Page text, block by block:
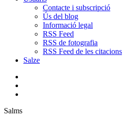
Contacte i subscripció
Ús del blog
Informació legal
RSS Feed
RSS de fotografia
RSS Feed de les citacions
Salze
Salms